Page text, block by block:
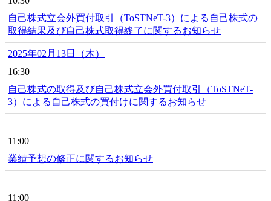
自己株式立会外買付取引（ToSTNeT-3）による自己株式の
取得結果及び自己株式取得終了に関するお知らせ
2025年02月13日（木）
16:30
自己株式の取得及び自己株式立会外買付取引（ToSTNeT-
3）による自己株式の買付けに関するお知らせ
11:00
業績予想の修正に関するお知らせ
11:00